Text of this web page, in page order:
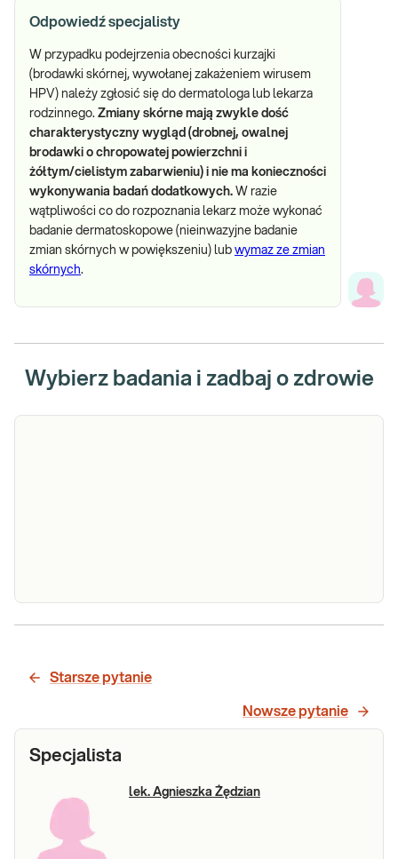
Odpowiedź specjalisty
W przypadku podejrzenia obecności kurzajki
(brodawki skórnej, wywołanej zakażeniem wirusem
HPV) należy zgłosić się do dermatologa lub lekarza
rodzinnego. Zmiany skórne mają zwykle dość
charakterystyczny wygląd (drobnej, owalnej
brodawki o chropowatej powierzchni i
żółtym/cielistym zabarwieniu) i nie ma konieczności
wykonywania badań dodatkowych. W razie
wątpliwości co do rozpoznania lekarz może wykonać
badanie dermatoskopowe (nieinwazyjne badanie
zmian skórnych w powiększeniu) lub wymaz ze zmian
skórnych.
Wybierz badania i zadbaj o zdrowie
Wymaz ze
skórnych
Badanie mykologiczne wykonywane ze
ewentualnym wstrzymaniu stosowanego
aktualnie leczenia ogólnego i miejscowego.
Starsze pytanie
Nowsze pytanie
Specjalista
lek. Agnieszka Żędzian